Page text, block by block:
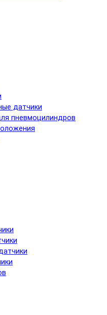
датчики
пневмоцилиндров